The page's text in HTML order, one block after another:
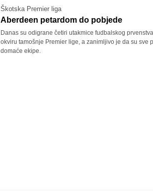
Škotska Premier liga
Aberdeen petardom do pobjede
Danas su odigrane četiri utakmice fudbalskog
okviru tamošnje Premier lige, a zanimljivo je da su sve
domaće ekipe.